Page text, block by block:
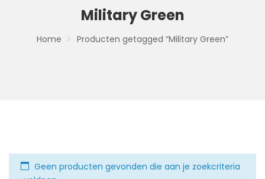
Military Green
Home Producten getagged “Military Green”
Geen producten gevonden die aan je zoekcriteria